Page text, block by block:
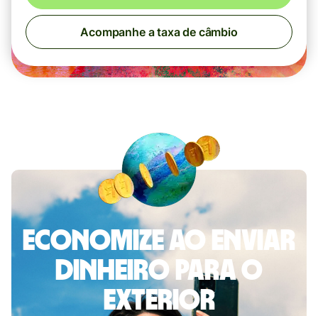
Acompanhe a taxa de câmbio
Economize ao enviar
dinheiro para o
exterior